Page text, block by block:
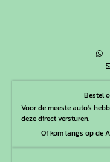
Bestel
Voor de meeste auto's
deze direct versturen.
Of kom langs op de